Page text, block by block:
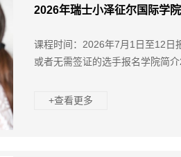
2026年瑞士小泽征尔国际学院
课程时间：2026年7月1日至12日
或者无需签证的选手报名学院简
+查看更多